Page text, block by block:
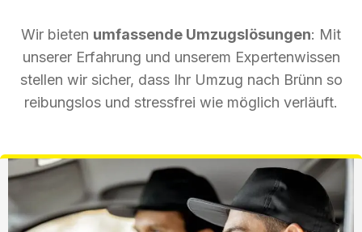
Wir bieten umfassende Umzugslösungen: Mit
unserer Erfahrung und unserem Expertenwissen
stellen wir sicher, dass Ihr Umzug nach Brünn so
reibungslos und stressfrei wie möglich verläuft.